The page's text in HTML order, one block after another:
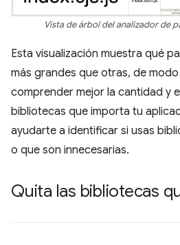
Vista de árbol del analizador de
Esta visualización muestra qué
más grandes que otras, de
comprender mejor la cantidad y
bibliotecas que importa tu
ayudarte a identificar si usas
o que son innecesarias.
Quita las bibliotecas